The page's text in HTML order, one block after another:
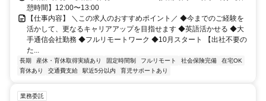
憩時間】12:00〜13:00
【仕事内容】 ＼この求人のおすすめポイント／ ◆今までのご経験を
活かして、更なるキャリアアップを目指せます ◆英語活かせる ◆大
手通信会社勤務 ◆フルリモートワーク ◆10月スタート 【出社不要の
た...
長期 産休・育休取得実績あり 固定時間制 フルリモート 社会保険完備
在宅OK
育休あり
交通費支給 駅近5分以内 育児サポートあり
業務委託